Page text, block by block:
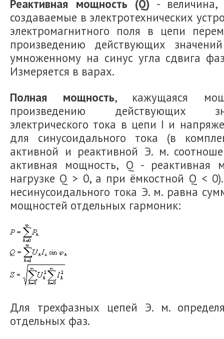
Реактивная мощность (Q) - величина,
создаваемые в электротехнических
электромагнитного поля в цепи
произведению действующих
умноженному на синус угла сдвига
Измеряется в варах.
Полная мощность, кажущаяся
произведению действующих
электрического тока в цепи I и
для синусоидального тока (в
активной и реактивной Э. м.
активная мощность, Q - реактивная
нагрузке Q > 0, а при ёмкостной Q <
несинусоидального тока Э. м. равна
мощностей отдельных гармоник:
Для трехфазных цепей Э. м.
отдельных фаз.